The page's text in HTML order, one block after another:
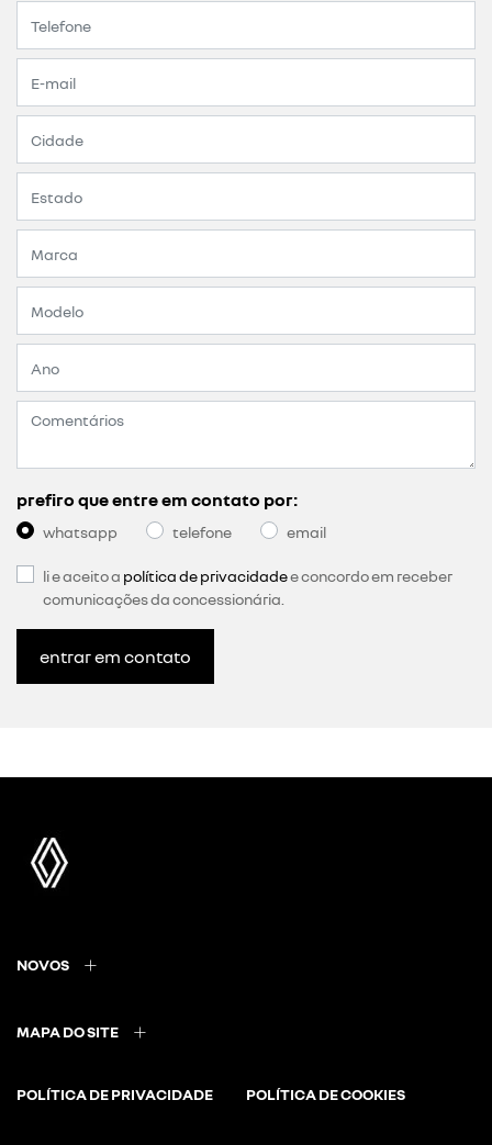
prefiro que entre em contato por:
whatsapp telefone email
li e aceito a política de privacidadee concordo em receber
comunicações da concessionária.
entrar em contato
NOVOS
MAPA DO SITE
POLÍTICA DE PRIVACIDADE POLÍTICA DE COOKIES